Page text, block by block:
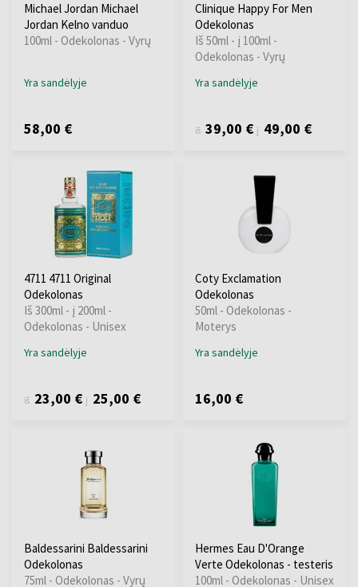
Michael Jordan Michael
Jordan Kelno vanduo
100ml - Odekolonas - Vyrų
Yra sandėlyje
58,00 €
Clinique Happy For Men
Odekolonas
Iš 50ml - į 100ml -
Odekolonas - Vyrų
Yra sandėlyje
iš 39,00 € į 49,00 €
4711 4711 Original
Odekolonas
Iš 300ml - į 200ml -
Odekolonas - Unisex
Yra sandėlyje
iš 23,00 € į 25,00 €
Coty Exclamation
Odekolonas
50ml - Odekolonas -
Moterys
Yra sandėlyje
16,00 €
Baldessarini Baldessarini
Odekolonas
75ml - Odekolonas - Vyrų
Hermes Eau D'Orange
Verte Odekolonas - testeris
100ml - Odekolonas - Unisex